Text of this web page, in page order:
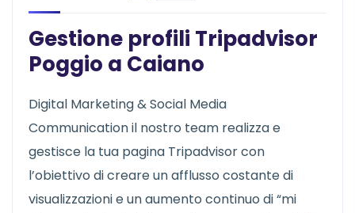
Gestione profili Tripadvisor
Poggio a Caiano
Digital Marketing & Social Media
Communication il nostro team realizza e
gestisce la tua pagina Tripadvisor con
l’obiettivo di creare un afflusso costante di
visualizzazioni e un aumento continuo di “mi